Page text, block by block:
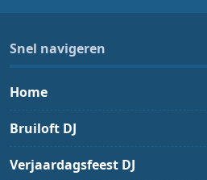
Snel navigeren
Home
Bruiloft DJ
Verjaardagsfeest DJ